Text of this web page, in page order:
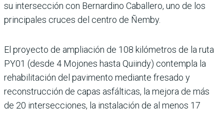
su intersección con Bernardino Caballero, uno de los
principales cruces del centro de Ñemby.
El proyecto de ampliación de 108 kilómetros de la ruta
PY01 (desde 4 Mojones hasta Quiindy) contempla la
reha­bilitación del pavimento mediante fresado y
recons­trucción de capas asfálticas, la mejora de más
de 20 inter­secciones, la instalación de al menos 17